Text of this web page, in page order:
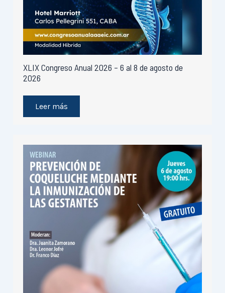
XLIX Congreso Anual 2026 – 6 al 8 de agosto de
2026
Leer más